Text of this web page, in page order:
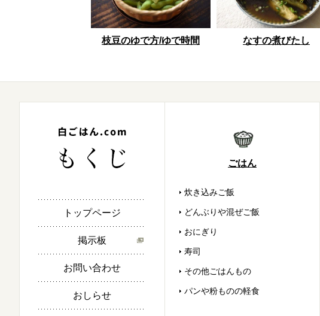
枝豆のゆで方/ゆで時間 なすの煮びたし
トップページ
掲示板
お問い合わせ
おしらせ
ごはん
炊き込みご飯
どんぶりや混ぜご飯
おにぎり
寿司
その他ごはんもの
パンや粉ものの軽食